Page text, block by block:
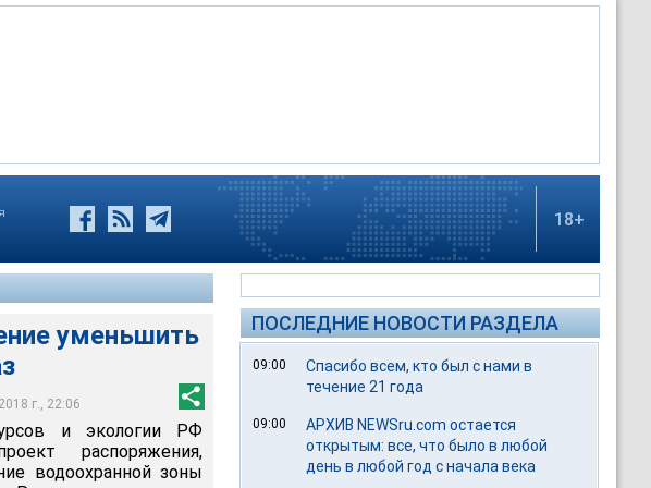
18+
уменьшить
г., 22:06
проект
Байкала
Владимиром
что из-
и выпаса
и экологии РФ
распоряжения,
водоохранной зоны
ПОСЛЕДНИЕ НОВОСТИ РАЗДЕЛА
09:00
Спасибо всем, кто был с нами в
течение 21 года
09:00
АРХИВ NEWSru.com остается
открытым: все, что было в любой
день в любой год с начала века